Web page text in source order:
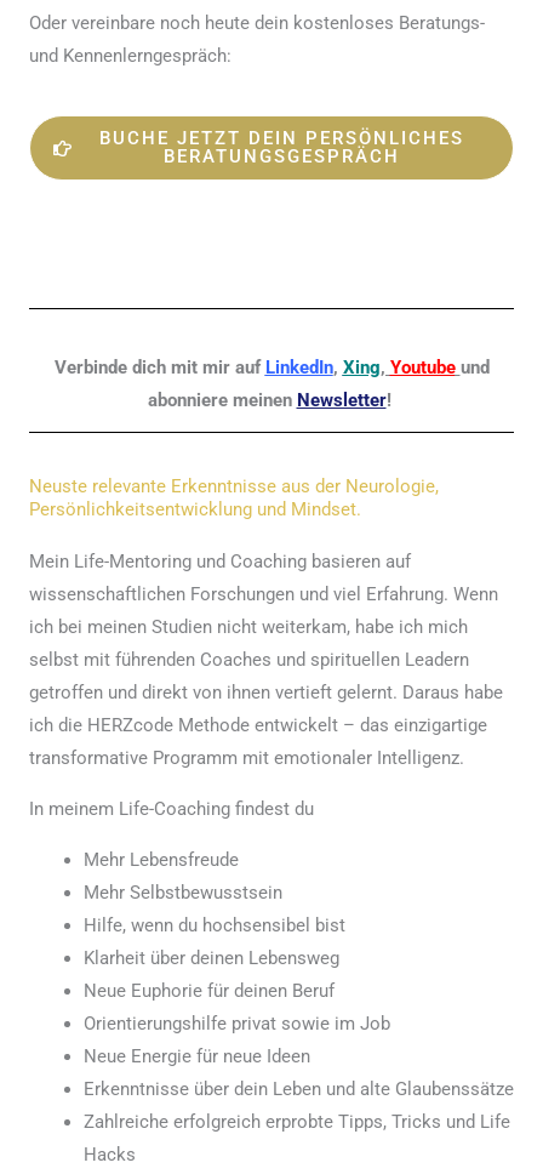
Oder vereinbare noch heute dein kostenloses Beratungs-
und Kennenlerngespräch:
BUCHE JETZT DEIN PERSÖNLICHES
BERATUNGSGESPRÄCH
Verbinde dich mit mir auf LinkedIn, Xing, Youtube und
abonniere meinen Newsletter!
Neuste relevante Erkenntnisse aus der Neurologie,
Persönlichkeitsentwicklung und Mindset.
Mein Life-Mentoring und Coaching basieren auf
wissenschaftlichen Forschungen und viel Erfahrung. Wenn
ich bei meinen Studien nicht weiterkam, habe ich mich
selbst mit führenden Coaches und spirituellen Leadern
getroffen und direkt von ihnen vertieft gelernt. Daraus habe
ich die HERZcode Methode entwickelt – das einzigartige
transformative Programm mit emotionaler Intelligenz.
In meinem Life-Coaching findest du
Mehr Lebensfreude
Mehr Selbstbewusstsein
Hilfe, wenn du hochsensibel bist
Klarheit über deinen Lebensweg
Neue Euphorie für deinen Beruf
Orientierungshilfe privat sowie im Job
Neue Energie für neue Ideen
Erkenntnisse über dein Leben und alte Glaubenssätze
Zahlreiche erfolgreich erprobte Tipps, Tricks und Life
Hacks